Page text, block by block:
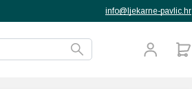
info@ljekarne-pavlic.hr